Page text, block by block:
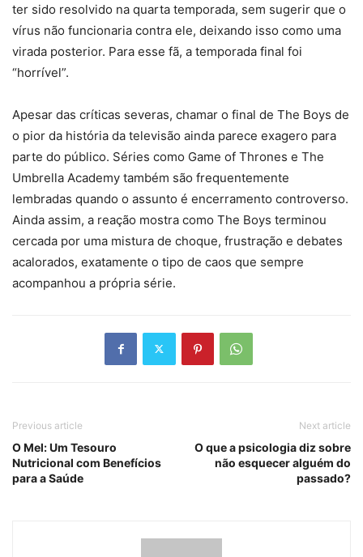
ter sido resolvido na quarta temporada, sem sugerir que o
vírus não funcionaria contra ele, deixando isso como uma
virada posterior. Para esse fã, a temporada final foi
“horrível”.
Apesar das críticas severas, chamar o final de The Boys de
o pior da história da televisão ainda parece exagero para
parte do público. Séries como Game of Thrones e The
Umbrella Academy também são frequentemente
lembradas quando o assunto é encerramento controverso.
Ainda assim, a reação mostra como The Boys terminou
cercada por uma mistura de choque, frustração e debates
acalorados, exatamente o tipo de caos que sempre
acompanhou a própria série.
Previous article
O Mel: Um Tesouro
Nutricional com Benefícios
para a Saúde
Next article
O que a psicologia diz sobre
não esquecer alguém do
passado?